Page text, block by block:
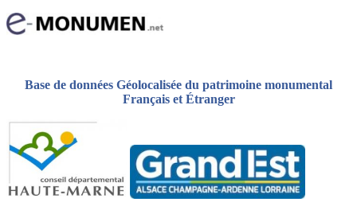
Base de données Géolocalisée du patrimoine monumental
Français et Étranger